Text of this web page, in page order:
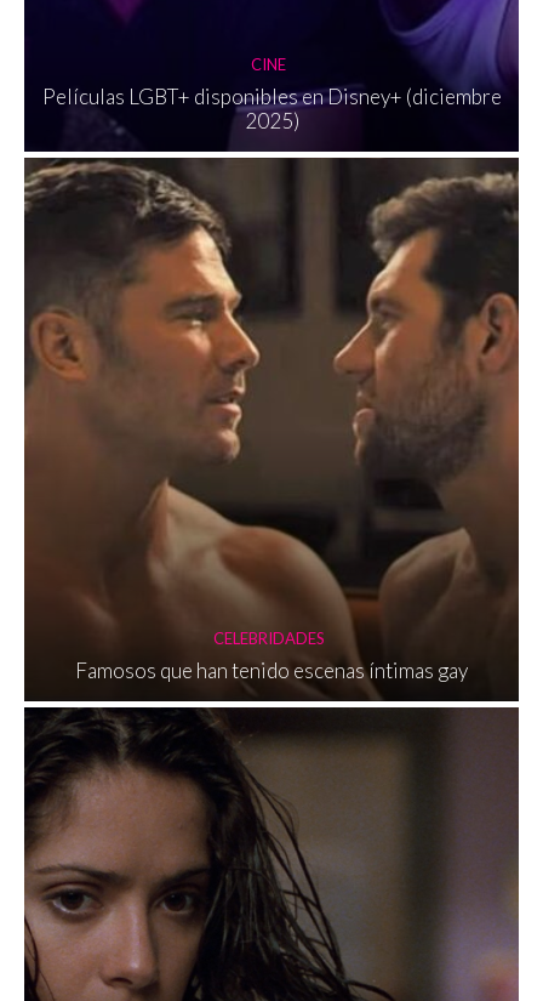
CINE
Películas LGBT+ disponibles en Disney+ (diciembre
2025)
CELEBRIDADES
Famosos que han tenido escenas íntimas gay